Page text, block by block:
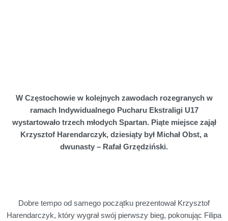
W Częstochowie w kolejnych zawodach rozegranych w
ramach Indywidualnego Pucharu Ekstraligi U17
wystartowało trzech młodych Spartan. Piąte miejsce zajął
Krzysztof Harendarczyk, dziesiąty był Michał Obst, a
dwunasty – Rafał Grzędziński.
Dobre tempo od samego początku prezentował Krzysztof
Harendarczyk, który wygrał swój pierwszy bieg, pokonując Filipa